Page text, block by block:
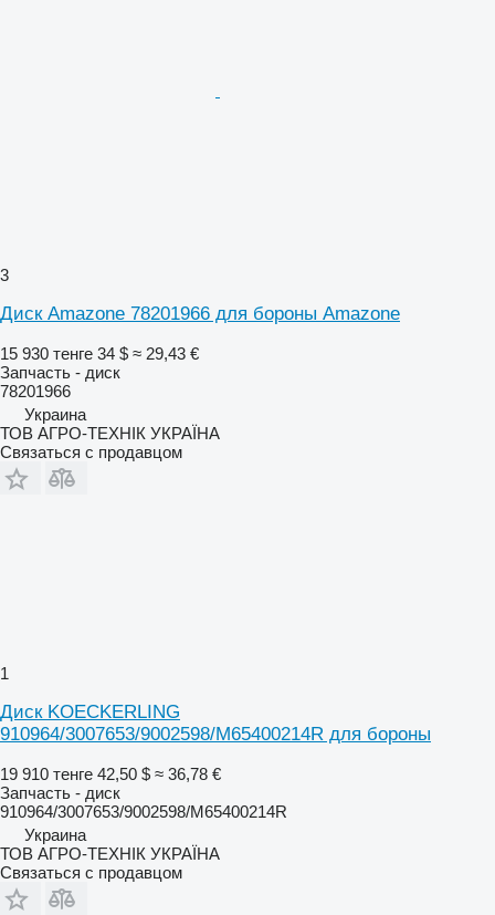
3
Диск Amazone 78201966 для бороны Amazone
15 930 тенге 34 $ ≈ 29,43 €
Запчасть - диск
78201966
Украина
ТОВ АГРО-ТЕХНІК УКРАЇНА
Связаться с продавцом
1
Диск KOECKERLING
910964/3007653/9002598/M65400214R для бороны
19 910 тенге 42,50 $ ≈ 36,78 €
Запчасть - диск
910964/3007653/9002598/M65400214R
Украина
ТОВ АГРО-ТЕХНІК УКРАЇНА
Связаться с продавцом